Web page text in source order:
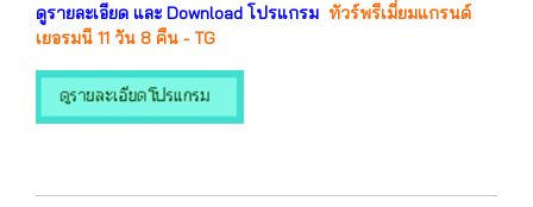
ดูรายละเอียด และ Download โปรแกรม ทัวร์พรีเมี่ยมแกรนด์
เยอรมนี 11 วัน 8 คืน - TG